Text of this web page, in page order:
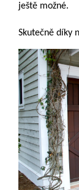
ještě možné.
Skutečně díky